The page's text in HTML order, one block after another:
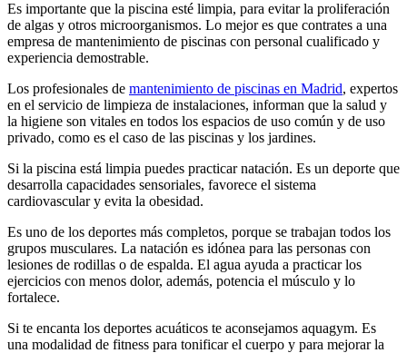
Es importante que la piscina esté limpia, para evitar la proliferación
de algas y otros microorganismos. Lo mejor es que contrates a una
empresa de mantenimiento de piscinas con personal cualificado y
experiencia demostrable.
Los profesionales de mantenimiento de piscinas en Madrid, expertos
en el servicio de limpieza de instalaciones, informan que la salud y
la higiene son vitales en todos los espacios de uso común y de uso
privado, como es el caso de las piscinas y los jardines.
Si la piscina está limpia puedes practicar natación. Es un deporte que
desarrolla capacidades sensoriales, favorece el sistema
cardiovascular y evita la obesidad.
Es uno de los deportes más completos, porque se trabajan todos los
grupos musculares. La natación es idónea para las personas con
lesiones de rodillas o de espalda. El agua ayuda a practicar los
ejercicios con menos dolor, además, potencia el músculo y lo
fortalece.
Si te encanta los deportes acuáticos te aconsejamos aquagym. Es
una modalidad de fitness para tonificar el cuerpo y para mejorar la